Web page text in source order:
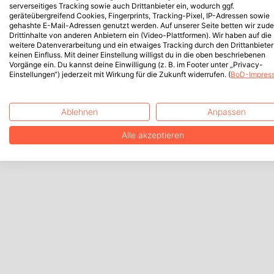
serverseitiges Tracking sowie auch Drittanbieter ein, wodurch ggf.
geräteübergreifend Cookies, Fingerprints, Tracking-Pixel, IP-Adressen sowie
gehashte E-Mail-Adressen genutzt werden. Auf unserer Seite betten wir
Drittinhalte von anderen Anbietern ein (Video-Plattformen). Wir haben auf die
weitere Datenverarbeitung und ein etwaiges Tracking durch den Drittanbieter
keinen Einfluss. Mit deiner Einstellung willigst du in die oben beschriebenen
Vorgänge ein. Du kannst deine Einwilligung (z. B. im Footer unter „Privacy-
Einstellungen“) jederzeit mit Wirkung für die Zukunft widerrufen. (BoD-
Ablehnen Anpassen
Alle akzeptieren